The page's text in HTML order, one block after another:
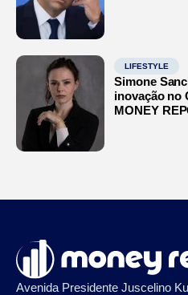
LIFESTYLE
Simone
inovação no
MONEY
Avenida Presidente Juscelino